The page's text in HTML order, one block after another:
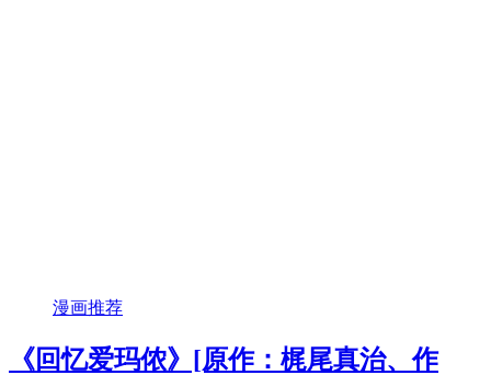
漫画推荐
《回忆爱玛侬》[原作：梶尾真治、作